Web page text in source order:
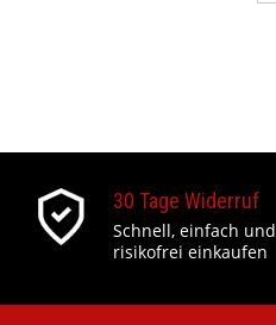
30 Tage Widerruf
Schnell, einfach und
risikofrei einkaufen